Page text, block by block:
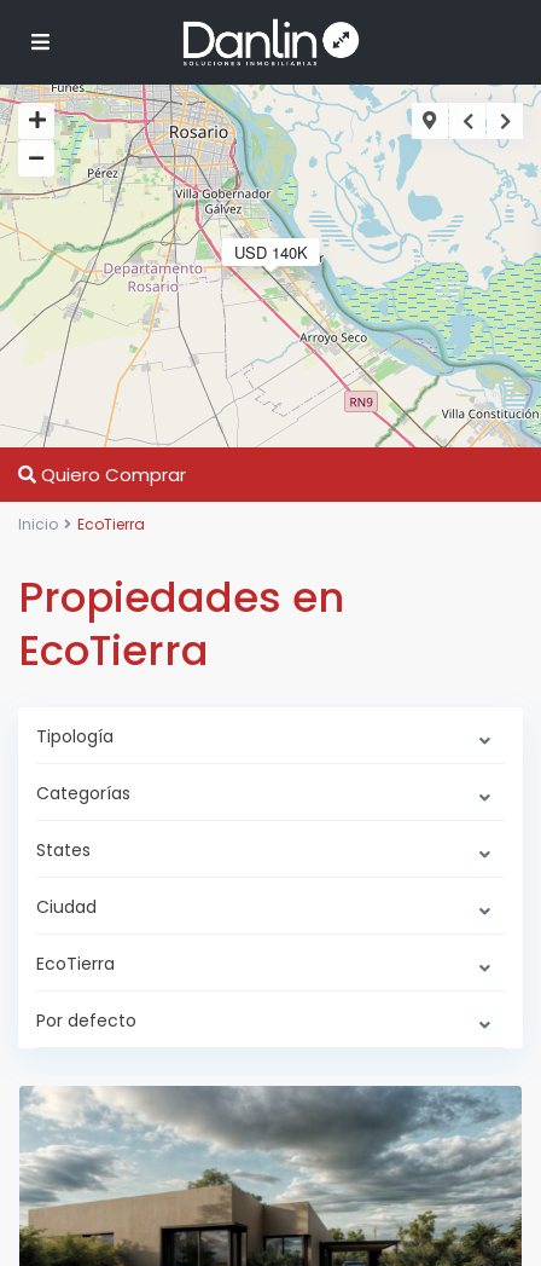
USD 140K
Quiero Comprar
Inicio EcoTierra
Propiedades en
EcoTierra
Tipología
Categorías
States
Ciudad
EcoTierra
Por defecto